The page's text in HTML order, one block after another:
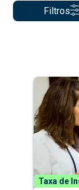
Filtros
Taxa de